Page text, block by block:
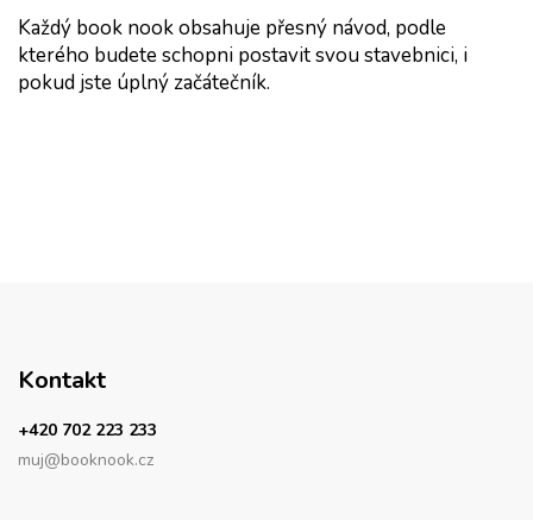
Každý book nook obsahuje přesný návod, podle
kterého budete schopni postavit svou stavebnici, i
pokud jste úplný začátečník.
Kontakt
+420 702 223 233
muj@booknook.cz